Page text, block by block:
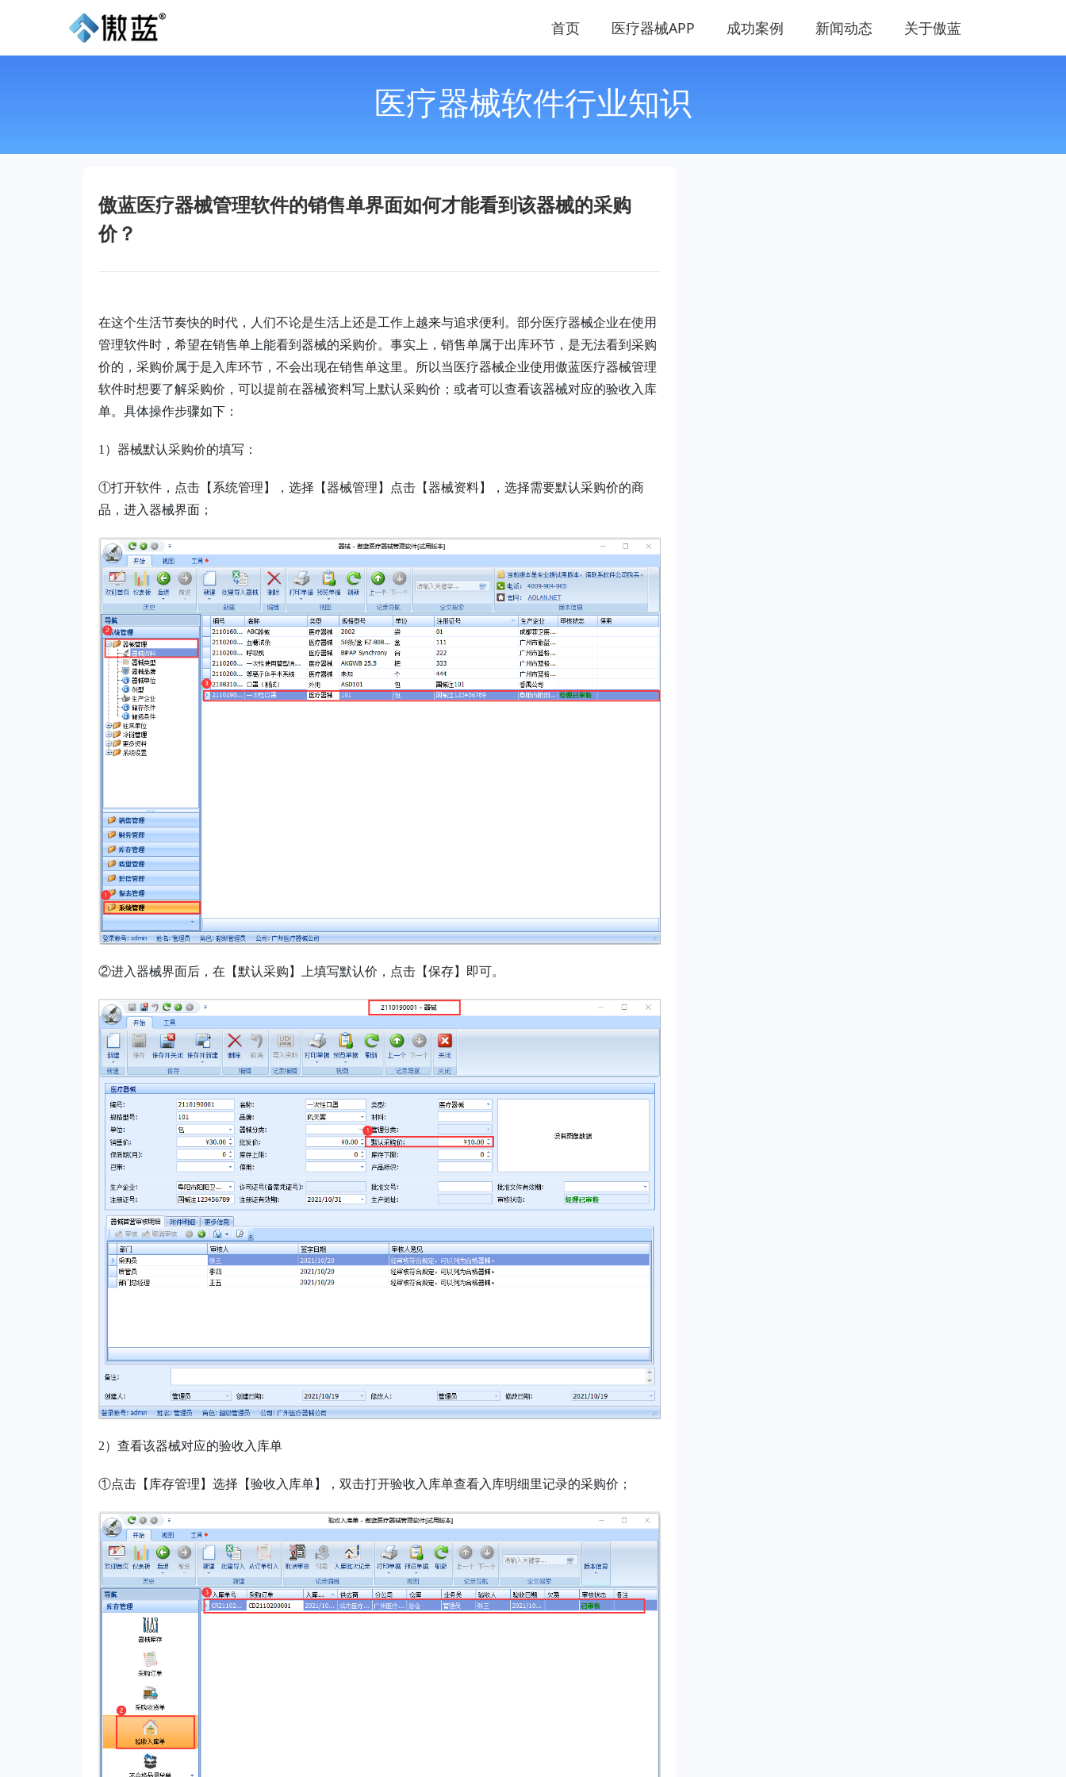
首页 医疗器械APP 成功案例 新闻动态 关于傲蓝
医疗器械软件行业知识
傲蓝医疗器械管理软件的销售单界面如何才能看到该器械的采购
价？
在这个生活节奏快的时代，人们不论是生活上还是工作上越来与追求便利。部分医疗器械企业在使用
管理软件时，希望在销售单上能看到器械的采购价。事实上，销售单属于出库环节，是无法看到采购
价的，采购价属于是入库环节，不会出现在销售单这里。所以当医疗器械企业使用傲蓝医疗器械管理
软件时想要了解采购价，可以提前在器械资料写上默认采购价；或者可以查看该器械对应的验收入库
单。具体操作步骤如下：
1） 器械默认采购价的填写：
①打开软件，点击【系统管理】，选择【器械管理】点击【器械资料】，选择需要默认采购价的商
品，进入器械界面；
②进入器械界面后，在【默认采购】上填写默认价，点击【保存】即可。
2） 查看该器械对应的验收入库单
①点击【库存管理】选择【验收入库单】，双击打开验收入库单查看入库明细里记录的采购价；